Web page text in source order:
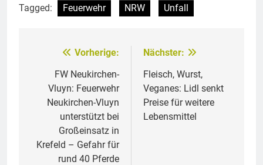
Tagged: Feuerwehr NRW Unfall
Beitragsnavigation
Vorherige:
FW Neukirchen-
Vluyn: Feuerwehr
Neukirchen-Vluyn
unterstützt bei
Großeinsatz in
Krefeld – Gefahr für
rund 40 Pferde
Nächster:
Fleisch, Wurst,
Veganes: Lidl senkt
Preise für weitere
Lebensmittel